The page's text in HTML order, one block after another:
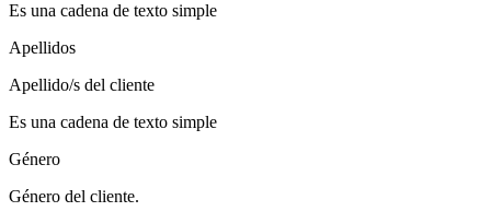
Es una cadena de texto simple
Apellidos
Apellido/s del cliente
Es una cadena de texto simple
Género
Género del cliente.